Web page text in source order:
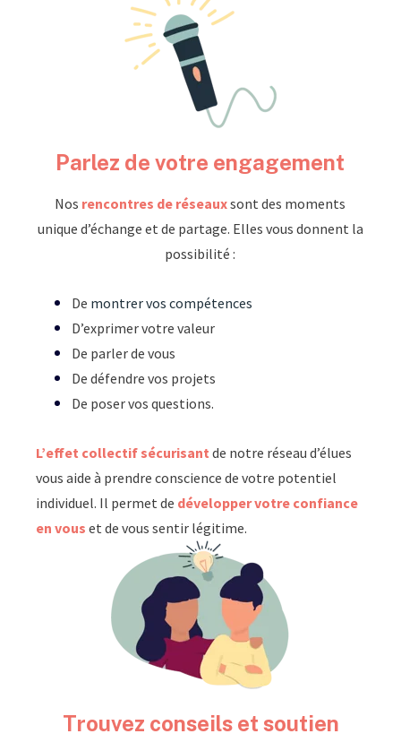
Parlez de votre engagement
Nos rencontres de réseauxsont des moments
unique d’échange et de partage. Elles vous donnent la
possibilité :
De montrer vos compétences
D’exprimer votre valeur
De parler de vous
De défendre vos projets
De poser vos questions.
L’effet collectif sécurisant de notre réseau d’élues
vous aide à prendre conscience de votre potentiel
individuel. Il permet de développer votre confiance
en vous et de vous sentir légitime.
Trouvez conseils et soutien